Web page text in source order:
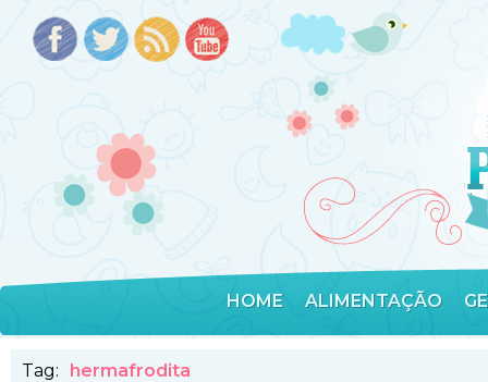
HOME ALIMENTAÇÃO
Tag: hermafrodita